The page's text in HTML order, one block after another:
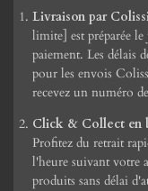
Livraison par
limite] est préparée
paiement. Les délais
pour les envois
recevez un numéro
Click & Collect en
Profitez du retrait
l'heure suivant votre
produits sans délai